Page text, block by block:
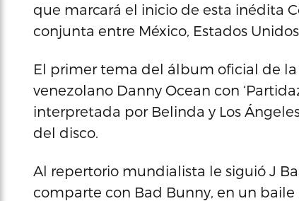
que marcará el inicio de esta inédita
conjunta entre México, Estados
El primer tema del álbum oficial de
venezolano Danny Ocean con
interpretada por Belinda y Los
del disco.
Al repertorio mundialista le siguió J
comparte con Bad Bunny, en un